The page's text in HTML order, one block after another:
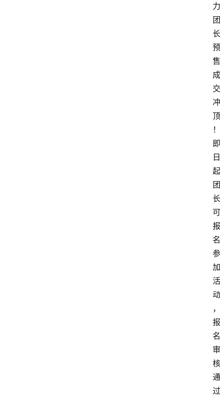
力
团
长
预
售
成
交
冲
顶
！
即
日
起
团
长
可
报
名
参
加
活
动
，
报
名
审
核
通
过